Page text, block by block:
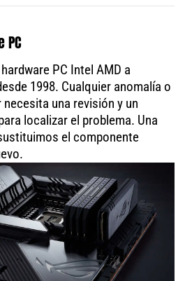
PC
PC Intel AMD a
1998. Cualquier anomalía o
una revisión y un
localizar el problema. Una
el componente